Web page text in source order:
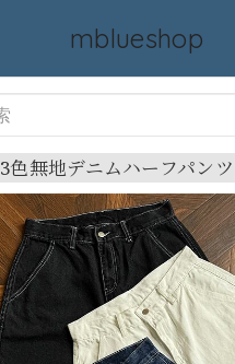
mblueshop
色無地デニムハーフパンツ